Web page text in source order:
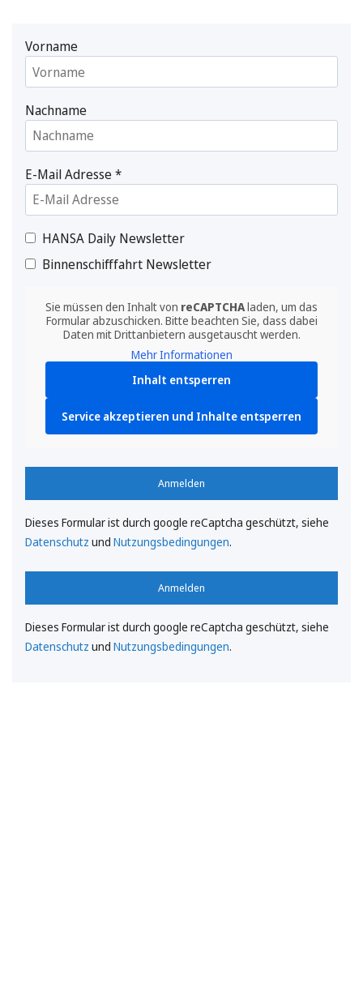
Vorname
Nachname
E-Mail Adresse*
HANSA Daily Newsletter
Binnenschifffahrt Newsletter
Sie müssen den Inhalt von reCAPTCHAladen, um das
Formular abzuschicken. Bitte beachten Sie, dass dabei
Daten mit Drittanbietern ausgetauscht werden.
Mehr Informationen
Inhalt entsperren
Service akzeptieren und Inhalte entsperren
Anmelden
Dieses Formular ist durch google reCaptcha geschützt, siehe
Datenschutz und Nutzungsbedingungen.
Anmelden
Dieses Formular ist durch google reCaptcha geschützt, siehe
Datenschutz und Nutzungsbedingungen.